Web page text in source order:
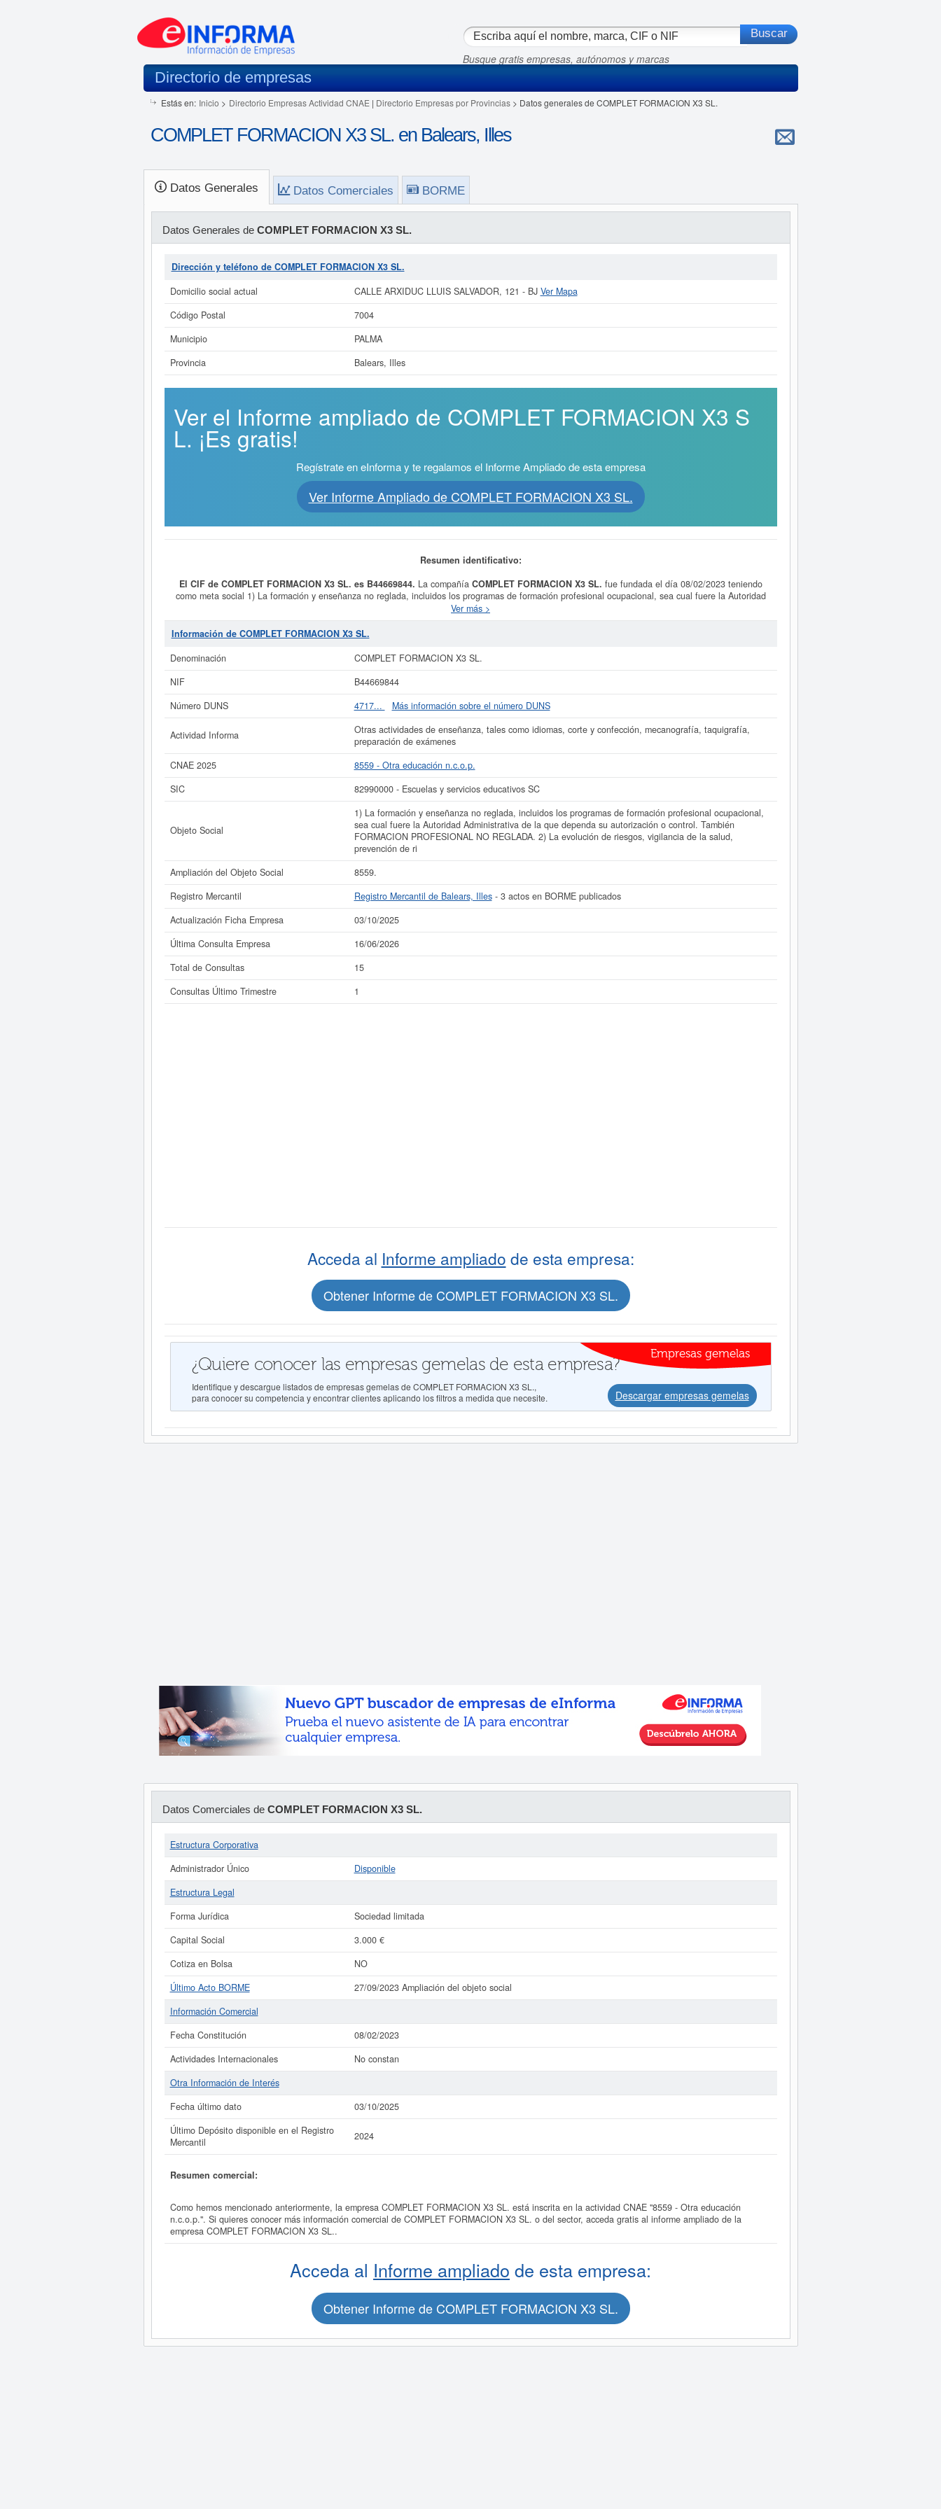
Busque gratis empresas, autónomos y marcas
Directorio de empresas
Estás en: Inicio > Directorio Empresas Actividad CNAE | Directorio Empresas por Provincias> Datos generales de COMPLET FORMACION X3 SL.
COMPLET FORMACION X3 SL. en Balears, Illes
Datos Generales Datos Comerciales BORME
Datos Generales de COMPLET FORMACION X3 SL.
Dirección y teléfono de COMPLET FORMACION X3 SL.
Domicilio social actual
CALLE ARXIDUC LLUIS SALVADOR, 121 - BJ Ver Mapa
Código Postal
7004
Municipio
PALMA
Provincia
Balears, Illes
Ver el Informe ampliado de COMPLET FORMACION X3 S
L. ¡Es gratis!
Regístrate en eInforma y te regalamos el Informe Ampliado de esta empresa
Ver Informe Ampliado de COMPLET FORMACION X3 SL.
Resumen identificativo:
El CIF de COMPLET FORMACION X3 SL. es B44669844. La compañía COMPLET FORMACION X3 SL. fue fundada el día 08/02/2023 teniendo
como meta social 1) La formación y enseñanza no reglada, incluidos los programas de formación profesional ocupacional, sea cual fuere la Autoridad
Administrativa de la que dependa su autorización o control. También FORMACION PROFESIONAL NO REGLADA. 2) La evolución de riesgos,
vigilancia de la salud, prevención de ri. Está incluida en la clase CNAE 8559 - Otra educación n.c.o.p.. Dentro de la clasificación de numeración de
empresas SIC,COMPLET FORMACION X3 SL.
patrimonio social aproximado de esta compañía es de 0 a 3.100 €. La compañía
Si está interesado en conocer más datos de la empresa COMPLET FORMACION X3 SL. puede
COMPLET FORMACION X3 SL. y consultar los resultados de sus años de actividad, así como los balances y cuentas de resultados disponibles.
La última actualización del informe de empresa se ha realizado el 03/10/2025.
Ver más >
Información de COMPLET FORMACION X3 SL.
Denominación
COMPLET FORMACION X3 SL.
NIF
B44669844
Número DUNS
4717... Más información sobre el número DUNS
Actividad Informa
Otras actividades de enseñanza, tales como idiomas, corte y confección, mecanografía, taquigrafía,
preparación de exámenes
CNAE 2025
8559 - Otra educación n.c.o.p.
SIC
82990000 - Escuelas y servicios educativos SC
Objeto Social
1) La formación y enseñanza no reglada, incluidos los programas de formación profesional ocupacional,
sea cual fuere la Autoridad Administrativa de la que dependa su autorización o control. También
FORMACION PROFESIONAL NO REGLADA. 2) La evolución de riesgos, vigilancia de la salud,
prevención de ri
Ampliación del Objeto Social
8559.
Registro Mercantil
Registro Mercantil de Balears, Illes- 3 actos en BORME publicados
Actualización Ficha Empresa
03/10/2025
Última Consulta Empresa
16/06/2026
Total de Consultas
15
Consultas Último Trimestre
1
Acceda al Informe ampliado de esta empresa:
Obtener Informe de COMPLET FORMACION X3 SL.
Empresas gemelas
¿Quiere conocer las empresas gemelas de esta empresa?
Identifique y descargue listados de empresas gemelas de COMPLET FORMACION X3 SL.,
para conocer su competencia y encontrar clientes aplicando los filtros a medida que necesite.
Descargar empresas gemelas
Datos Comerciales de COMPLET FORMACION X3 SL.
Estructura Corporativa
Administrador Único
Disponible
Estructura Legal
Forma Jurídica
Sociedad limitada
Capital Social
3.000 €
Cotiza en Bolsa
NO
Último Acto BORME
27/09/2023 Ampliación del objeto social
Información Comercial
Fecha Constitución
08/02/2023
Actividades Internacionales
No constan
Otra Información de Interés
Fecha último dato
03/10/2025
Último Depósito disponible en el Registro
Mercantil
2024
Resumen comercial:
Como hemos mencionado anteriormente, la empresa COMPLET FORMACION X3 SL. está inscrita en la actividad CNAE "8559 - Otra educación
n.c.o.p.". Si quieres conocer más información comercial de COMPLET FORMACION X3 SL. o del sector, acceda gratis al informe ampliado de la
empresa COMPLET FORMACION X3 SL..
Acceda al Informe ampliado de esta empresa:
Obtener Informe de COMPLET FORMACION X3 SL.